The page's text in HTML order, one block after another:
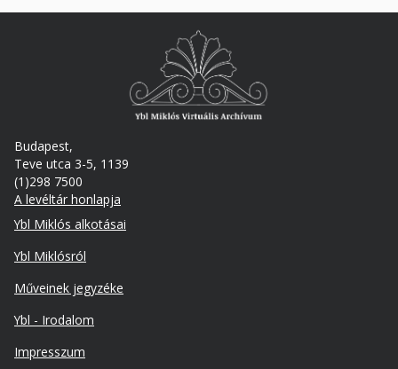
Budapest,
Teve utca 3-5, 1139
(1)298 7500
A levéltár honlapja
Footer
Ybl Miklós alkotásai
Ybl Miklósról
Műveinek jegyzéke
Ybl - Irodalom
Lábléc
másodlagos
Impresszum